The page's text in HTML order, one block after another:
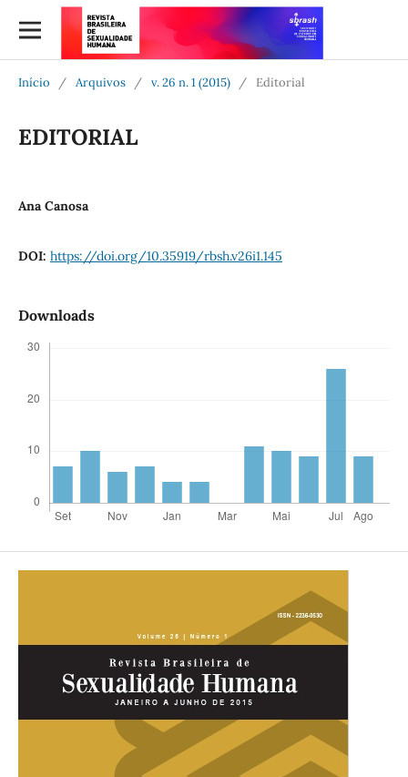
Início / Arquivos / v. 26 n. 1 (2015) / Editorial
EDITORIAL
Ana Canosa
DOI: https://doi.org/10.35919/rbsh.v26i1.145
Downloads